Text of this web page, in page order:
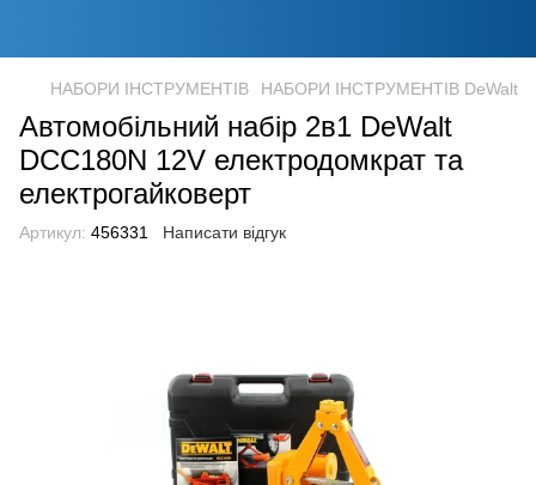
НАБОРИ ІНСТРУМЕНТІВ НАБОРИ ІНСТРУМЕНТІВ DeWalt
Автомобільний набір 2в1 DeWalt
DCC180N 12V електродомкрат та
електрогайковерт
Артикул: 456331 Написати відгук